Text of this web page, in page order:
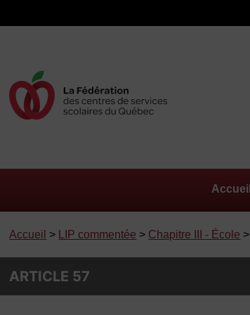
Accueil
Accueil > LIP commentée > Chapitre III - École >
ARTICLE 57